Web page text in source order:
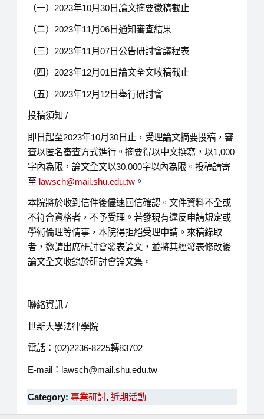
（一）2023年10月30日論文摘要徵稿截止
（二）2023年11月06日通知審查結果
（三）2023年11月07日公告研討會議程表
（四）2023年12月01日論文全文收稿截止
（五）2023年12月12日舉行研討會
投稿須知 /
即日起至2023年10月30日止，受理論文摘要投稿，審
查以匿名審查方式進行。摘要得以中文撰寫，以1,000
字內為限，論文全文以30,000字以內為限。投稿請寄
至 lawsch@mail.shu.edu.tw。
本院將於收到信件後儘速回信確認。文件資料不全或
不符合資格者，不予受理。若發現有違反申請規定或
學術倫理等情事，本院得拒絕受理申請。來稿錄取
者，邀請出席研討會發表論文，並將其經發表修改後
論文全文收錄於研討會論文集。
聯絡資訊 /
世新大學法律學院
電話：(02)2236-8225轉83702
E-mail：lawsch@mail.shu.edu.tw
Category: 專業研討, 近期活動